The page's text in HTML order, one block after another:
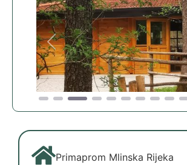
Previous
Primaprom Mlinska Rijeka